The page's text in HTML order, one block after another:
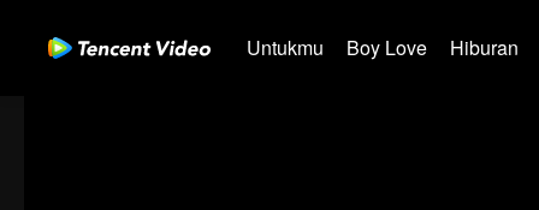
Untukmu Boy Love Hiburan